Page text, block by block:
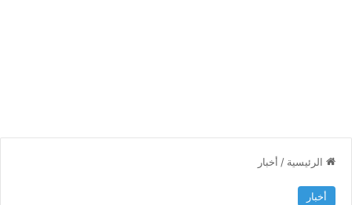
الرئيسية / أخبار
أخبار